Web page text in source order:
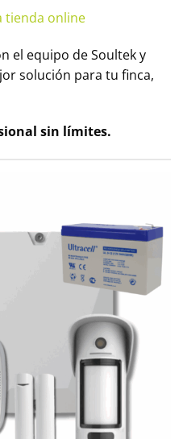
tienda online
el equipo de Soultek y
solución para tu finca,
sin límites.